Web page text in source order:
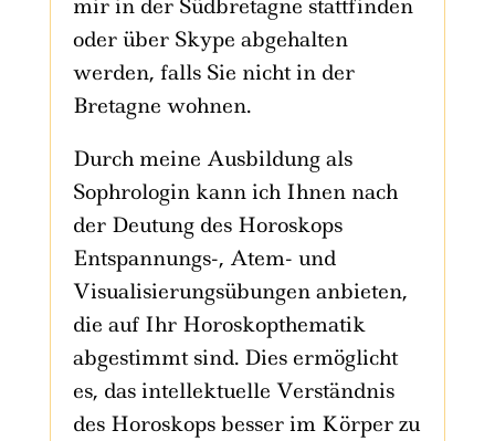
mir in der Südbretagne stattfinden
oder über Skype abgehalten
werden, falls Sie nicht in der
Bretagne wohnen.
Durch meine Ausbildung als
Sophrologin kann ich Ihnen nach
der Deutung des Horoskops
Entspannungs-, Atem- und
Visualisierungsübungen anbieten,
die auf Ihr Horoskopthematik
abgestimmt sind. Dies ermöglicht
es, das intellektuelle Verständnis
des Horoskops besser im Körper zu